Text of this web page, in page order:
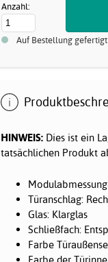
Anzahl:
Auf Bestellung
HINWEIS: Dies ist ein
tatsächlichen Produkt
Türanschlag:
Glas: Klarglas
Schließfach:
Farbe
Farbe der